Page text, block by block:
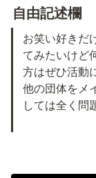
自由記述欄
お笑い好きだ
てみたいけど
方はぜひ活動
他の団体をメ
しては全く問